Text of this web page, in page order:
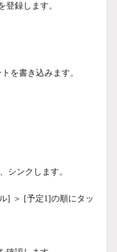
登録します。
を書き込みます。
シンクします。
] ＞ [予定1]の順にタッ